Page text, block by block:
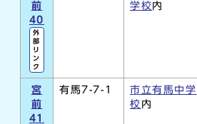
前
40
外
部
リ
ン
ク
学校内
宮
前
41
有馬7-7-1
市立有馬中学
校 内